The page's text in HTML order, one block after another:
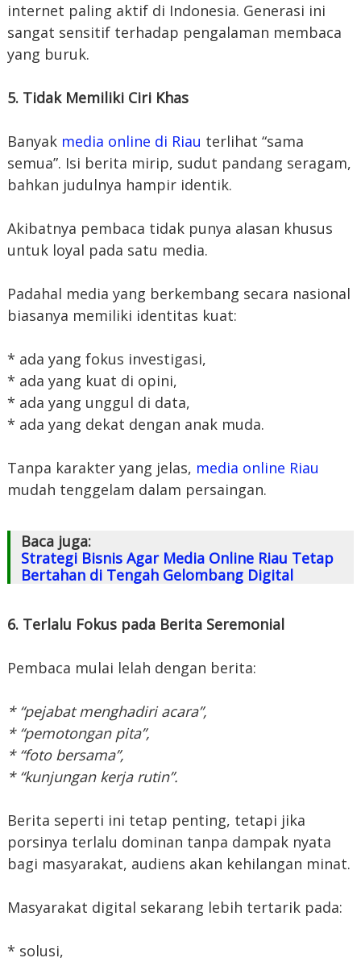
internet paling aktif di Indonesia. Generasi ini
sangat sensitif terhadap pengalaman membaca
yang buruk.
5. Tidak Memiliki Ciri Khas
Banyak media online di Riau terlihat “sama
semua”. Isi berita mirip, sudut pandang seragam,
bahkan judulnya hampir identik.
Akibatnya pembaca tidak punya alasan khusus
untuk loyal pada satu media.
Padahal media yang berkembang secara nasional
biasanya memiliki identitas kuat:
* ada yang fokus investigasi,
* ada yang kuat di opini,
* ada yang unggul di data,
* ada yang dekat dengan anak muda.
Tanpa karakter yang jelas, media online Riau
mudah tenggelam dalam persaingan.
Baca juga:
Strategi Bisnis Agar Media Online Riau Tetap
Bertahan di Tengah Gelombang Digital
6. Terlalu Fokus pada Berita Seremonial
Pembaca mulai lelah dengan berita:
* “pejabat menghadiri acara”,
* “pemotongan pita”,
* “foto bersama”,
* “kunjungan kerja rutin”.
Berita seperti ini tetap penting, tetapi jika
porsinya terlalu dominan tanpa dampak nyata
bagi masyarakat, audiens akan kehilangan minat.
Masyarakat digital sekarang lebih tertarik pada:
* solusi,